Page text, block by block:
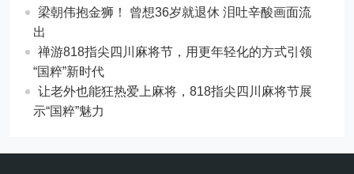
梁朝伟抱金狮！ 曾想36岁就退休 泪吐辛酸画面流
出
禅游818指尖四川麻将节，用更年轻化的方式引领
“国粹”新时代
让老外也能狂热爱上麻将，818指尖四川麻将节展
示“国粹”魅力